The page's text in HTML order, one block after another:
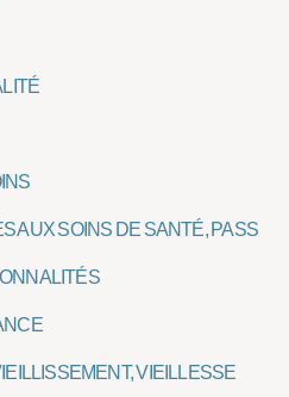
AUX SOINS DE SANTÉ, PASS
VIEILLESSE